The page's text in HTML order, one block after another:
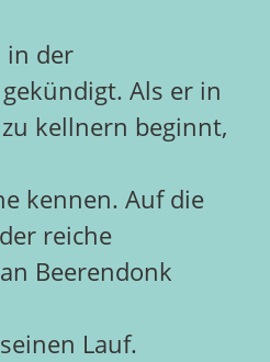
in der
Als er in
kellnern beginnt,
kennen. Auf die
reiche
Beerendonk
Lauf.